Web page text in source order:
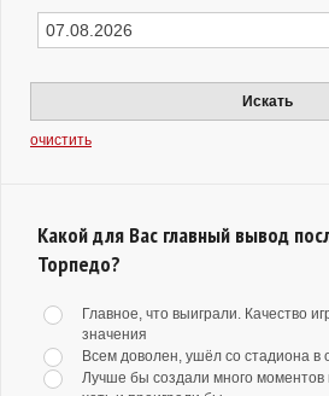
Искать
очистить
Какой для Вас главный вывод
Торпедо?
Главное, что выиграли. Качество
значения
Всем доволен, ушёл со стадиона в
Лучше бы создали много моментов